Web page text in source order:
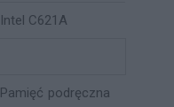
Intel C621A
Pamięć podręczna